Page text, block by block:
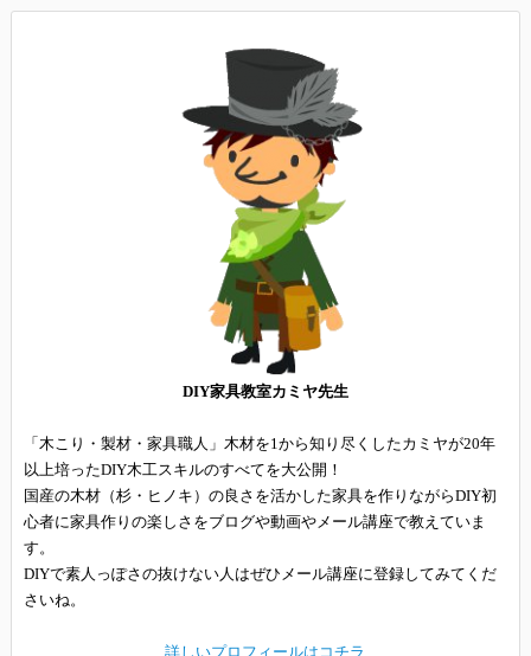
DIY家具教室カミヤ先生
「木こり・製材・家具職人」木材を1から知り尽くしたカミヤが20年
以上培ったDIY木工スキルのすべてを大公開！
国産の木材（杉・ヒノキ）の良さを活かした家具を作りながらDIY初
心者に家具作りの楽しさをブログや動画やメール講座で教えていま
す。
DIYで素人っぽさの抜けない人はぜひメール講座に登録してみてくだ
さいね。
詳しいプロフィールはコチラ